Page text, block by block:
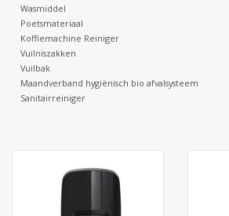
Corona
Sinterklaassnoep
Paasgeschenken
Wasmiddel
Poetsmateriaal
Koffiemachine Reiniger
Vuilniszakken
Vuilbak
Maandverband hygiënisch bio afvalsysteem
Sanitairreiniger